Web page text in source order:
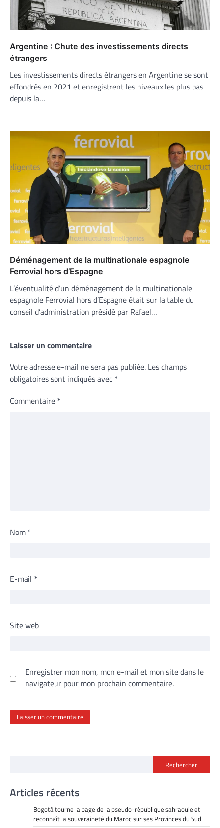
Argentine : Chute des investissements directs
étrangers
Les investissements directs étrangers en Argentine se sont
effondrés en 2021 et enregistrent les niveaux les plus bas
depuis la…
Déménagement de la multinationale espagnole
Ferrovial hors d’Espagne
L’éventualité d’un déménagement de la multinationale
espagnole Ferrovial hors d’Espagne était sur la table du
conseil d’administration présidé par Rafael…
Laisser un commentaire
Votre adresse e-mail ne sera pas publiée. Les champs
obligatoires sont indiqués avec *
Commentaire *
Nom *
E-mail *
Site web
Enregistrer mon nom, mon e-mail et mon site dans le
navigateur pour mon prochain commentaire.
Rechercher
Articles récents
Bogotá tourne la page de la pseudo-république sahraouie et
reconnaît la souveraineté du Maroc sur ses Provinces du Sud